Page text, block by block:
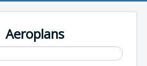
Aeroplans